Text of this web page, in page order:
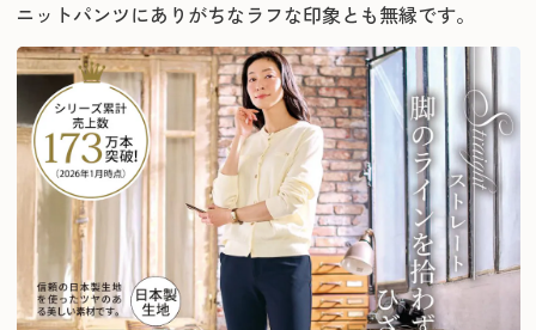
ニットパンツにありがちなラフな印象とも無縁です。